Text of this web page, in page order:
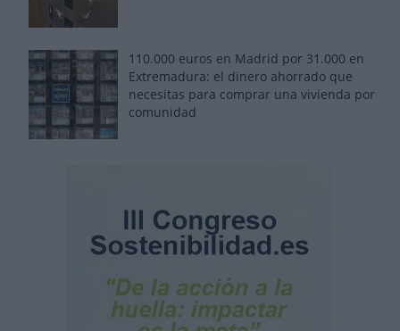
110.000 euros en Madrid por 31.000 en
Extremadura: el dinero ahorrado que
necesitas para comprar una vivienda por
comunidad